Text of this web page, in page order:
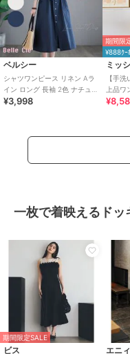
ベルシー
シャツワンピース リネン Aラ
イン ロング 長袖 2色 ナチュラ
ル M-2XL
¥3,998
期間限
¥888ｸｰ
ミッ
【手
上品ワ
メ配色
一枚で着映えるドッ
期間限定SALE
ビス エニ